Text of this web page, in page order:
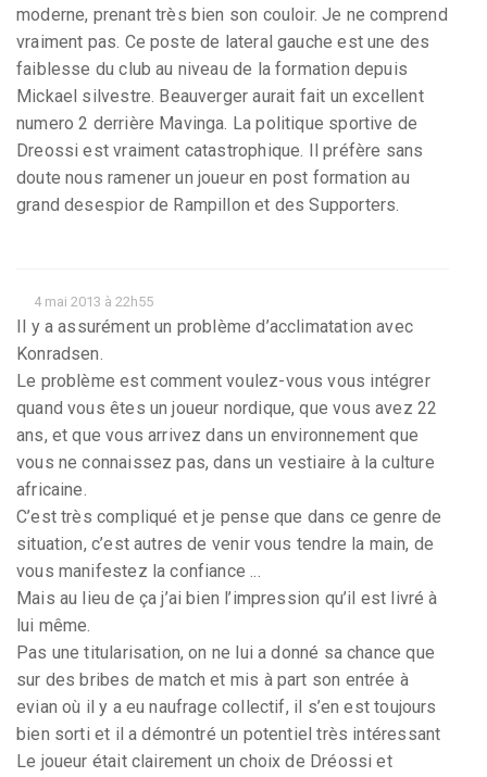
moderne, prenant très bien son couloir. Je ne comprend
vraiment pas. Ce poste de lateral gauche est une des
faiblesse du club au niveau de la formation depuis
Mickael silvestre. Beauverger aurait fait un excellent
numero 2 derrière Mavinga. La politique sportive de
Dreossi est vraiment catastrophique. Il préfère sans
doute nous ramener un joueur en post formation au
grand desespior de Rampillon et des Supporters.
4 mai 2013 à 22h55
Il y a assurément un problème d’acclimatation avec
Konradsen.
Le problème est comment voulez-vous vous intégrer
quand vous êtes un joueur nordique, que vous avez 22
ans, et que vous arrivez dans un environnement que
vous ne connaissez pas, dans un vestiaire à la culture
africaine.
C’est très compliqué et je pense que dans ce genre de
situation, c’est autres de venir vous tendre la main, de
vous manifestez la confiance ...
Mais au lieu de ça j’ai bien l’impression qu’il est livré à
lui même.
Pas une titularisation, on ne lui a donné sa chance que
sur des bribes de match et mis à part son entrée à
evian où il y a eu naufrage collectif, il s’en est toujours
bien sorti et il a démontré un potentiel très intéressant
Le joueur était clairement un choix de Dréossi et